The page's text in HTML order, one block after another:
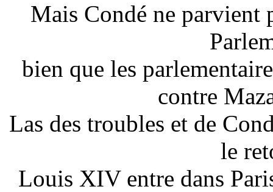
Mais Condé ne parvient
bien que les
contre
Las des troubles et de
le
Louis XIV entre dans